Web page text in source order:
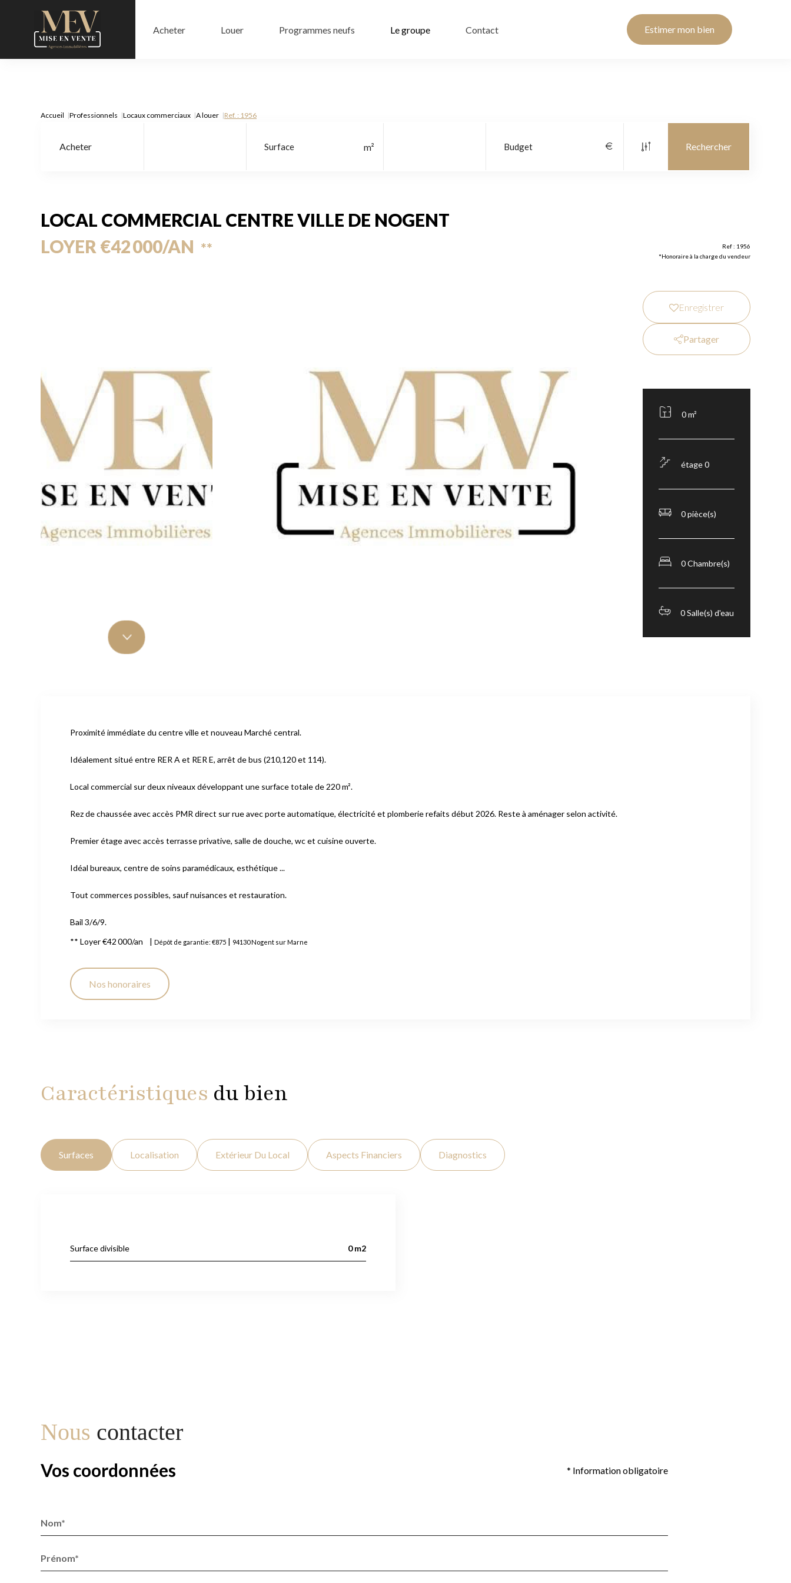
Acheter Louer Programmes neufs Le groupe Contact Estimer mon bien
Accueil Professionnels Locaux commerciaux A louer Ref. : 1956
Acheter
LOCAL COMMERCIAL CENTRE VILLE DE NOGENT
LOYER €42 000/AN **
Ref : 1956
*Honoraire à la charge du vendeur
Enregistrer
Partager
0 m²
étage 0
0 pièce(s)
0 Chambre(s)
0 Salle(s) d'eau
Proximité immédiate du centre ville et nouveau Marché central.
Idéalement situé entre RER A et RER E, arrêt de bus (210,120 et 114).
Local commercial sur deux niveaux développant une surface totale de 220 m².
Rez de chaussée avec accès PMR direct sur rue avec porte automatique, électricité et plomberie refaits début 2026. Reste à aménager selon activité.
Premier étage avec accès terrasse privative, salle de douche, wc et cuisine ouverte.
Idéal bureaux, centre de soins paramédicaux, esthétique ...
Tout commerces possibles, sauf nuisances et restauration.
Bail 3/6/9.
** Loyer €42 000/an | Dépôt de garantie: €875 | 94130 Nogent sur Marne
Nos honoraires
Caractéristiques du bien
Surfaces Localisation Extérieur Du Local Aspects Financiers Diagnostics
Surface divisible 0 m2
Nous contacter
Vos coordonnées * Information obligatoire
Nom*
Prénom*